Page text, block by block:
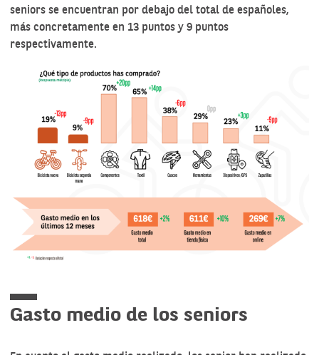
seniors se encuentran por debajo del total de españoles,
más concretamente en 13 puntos y 9 puntos
respectivamente.
Gasto medio de los seniors